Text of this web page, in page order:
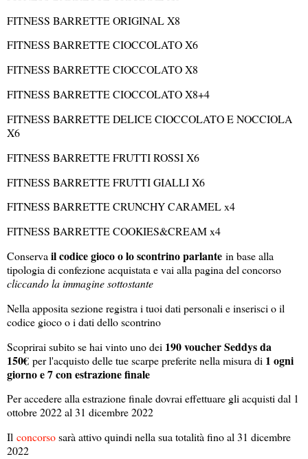
FITNESS BARRETTE ORIGINAL X8
FITNESS BARRETTE CIOCCOLATO X6
FITNESS BARRETTE CIOCCOLATO X8
FITNESS BARRETTE CIOCCOLATO X8+4
FITNESS BARRETTE DELICE CIOCCOLATO E NOCCIOLA
X6
FITNESS BARRETTE FRUTTI ROSSI X6
FITNESS BARRETTE FRUTTI GIALLI X6
FITNESS BARRETTE CRUNCHY CARAMEL x4
FITNESS BARRETTE COOKIES&CREAM x4
Conserva il codice gioco o lo scontrino parlante in base alla
tipologia di confezione acquistata e vai alla pagina del concorso
cliccando la immagine sottostante
Nella apposita sezione registra i tuoi dati personali e inserisci o il
codice gioco o i dati dello scontrino
Scoprirai subito se hai vinto uno dei 190 voucher Seddys da
150€ per l'acquisto delle tue scarpe preferite nella misura di 1 ogni
giorno e 7 con estrazione finale
Per accedere alla estrazione finale dovrai effettuare gli acquisti dal 1
ottobre 2022 al 31 dicembre 2022
Il concorsosarà attivo quindi nella sua totalità fino al 31 dicembre
2022